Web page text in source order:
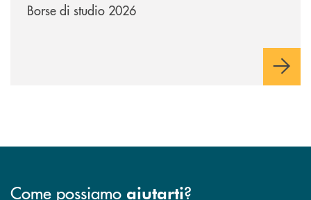
Borse di studio 2026
Come possiamo aiutarti?